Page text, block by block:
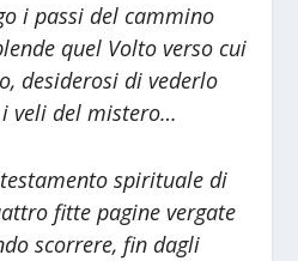
i passi del cammino
quel Volto verso cui
desiderosi di vederlo
veli del mistero…
spirituale di
fitte pagine vergate
scorrere, fin dagli